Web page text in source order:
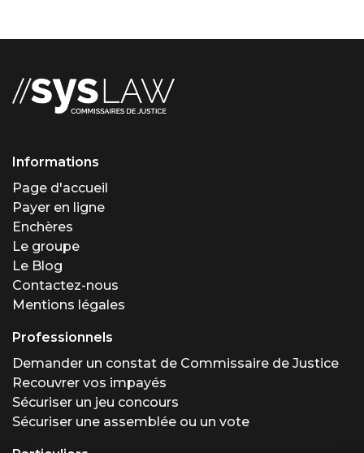
Informations
Page d'accueil
Payer en ligne
Enchères
Le groupe
Le Blog
Contactez-nous
Mentions légales
Professionnels
Demander un constat de Commissaire de Justice
Recouvrer vos impayés
Sécuriser un jeu concours
Sécuriser une assemblée ou un vote